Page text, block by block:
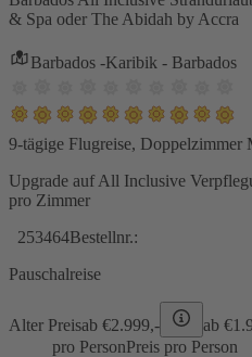
& Spa oder The Abidah by Accra
Barbados -Karibik - Barbados
9-tägige Flugreise,
Upgrade auf All Inclusive
pro Zimmer
253464Bestellnr.:
Pauschalreise
Alter Preisab €2.999,- ab €
pro PersonPreis pro Person